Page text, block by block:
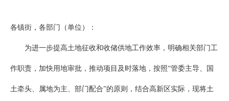
各镇街，各部门（单位）：
为进一步提高土地征收和收储供地工作效率，明确相关部门工
作职责，加快用地审批，推动项目及时落地，按照“管委主导、国
土牵头、属地为主、部门配合”的原则，结合高新区实际，现将土